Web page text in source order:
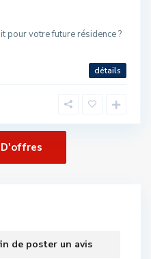
pour votre future résidence ?
détails
de poster un avis